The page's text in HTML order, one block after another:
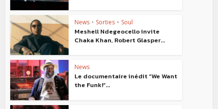
News • Sorties • Soul
Meshell Ndegeocello invite
Chaka Khan, Robert Glasper...
News
Le documentaire inédit “We Want
the Funk!”...